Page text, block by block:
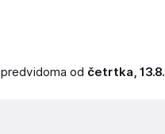
predvidoma od četrtka, 13.8.